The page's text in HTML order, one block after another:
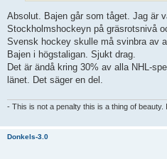
Absolut. Bajen går som tåget. Jag är
Stockholmshockeyn på gräsrotsnivå
Svensk hockey skulle må svinbra av
Bajen i högstaligan. Sjukt drag.
Det är ändå kring 30% av alla NHL-
länet. Det säger en del.
- This is not a penalty this is a thing of beauty.
Donkels-3.0